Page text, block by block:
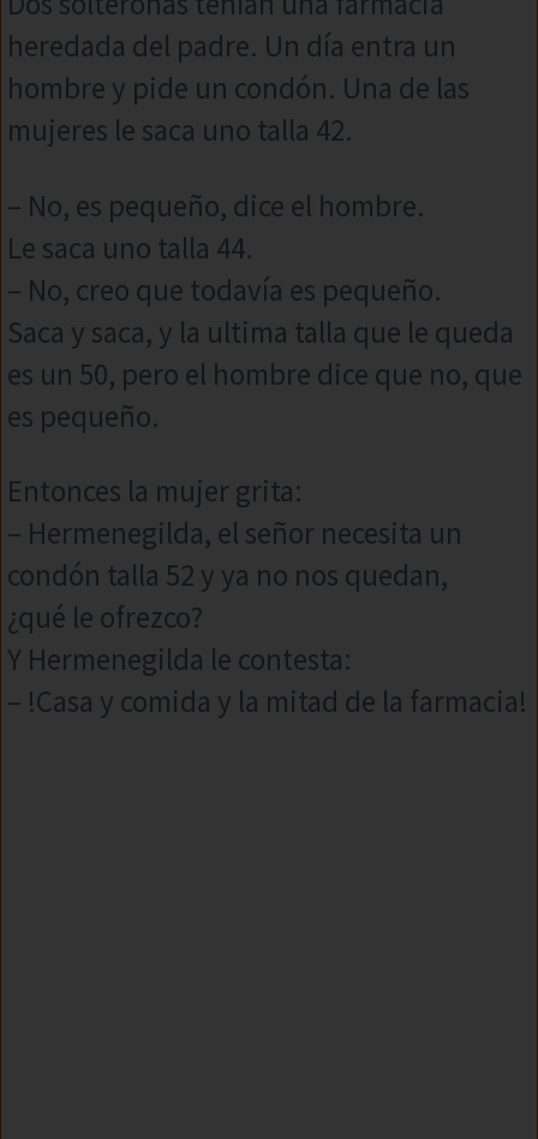
heredada del padre. Un día entra un
hombre y pide un condón. Una de las
mujeres le saca uno talla 42.
– No, es pequeño, dice el hombre.
Le saca uno talla 44.
– No, creo que todavía es pequeño.
Saca y saca, y la ultima talla que le queda
es un 50, pero el hombre dice que no, que
es pequeño.
Entonces la mujer grita:
– Hermenegilda, el señor necesita un
condón talla 52 y ya no nos quedan,
¿qué le ofrezco?
Y Hermenegilda le contesta:
– !Casa y comida y la mitad de la farmacia!